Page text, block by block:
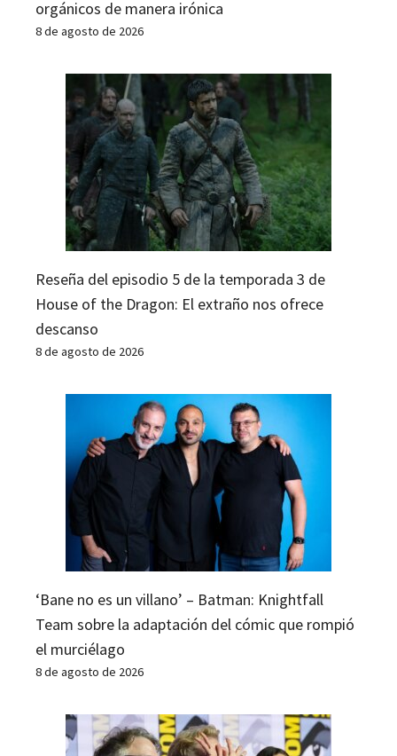
orgánicos de manera irónica
8 de agosto de 2026
Reseña del episodio 5 de la temporada 3 de
House of the Dragon: El extraño nos ofrece
descanso
8 de agosto de 2026
‘Bane no es un villano’ – Batman: Knightfall
Team sobre la adaptación del cómic que rompió
el murciélago
8 de agosto de 2026